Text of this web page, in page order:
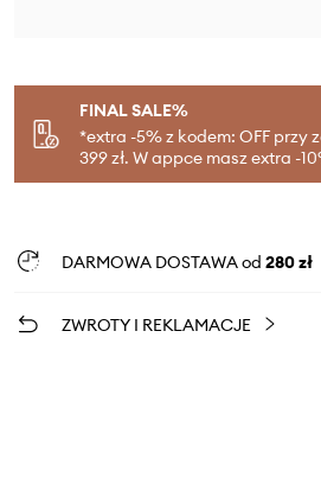
FINAL SALE%
*extra -5% z kodem: OFF przy
399 zł. W appce masz extra -
DARMOWA DOSTAWA od 280 zł
ZWROTY I REKLAMACJE